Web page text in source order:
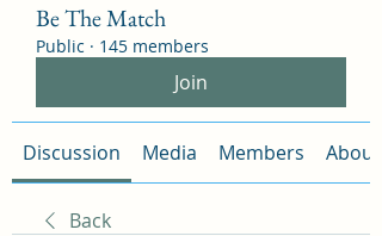
Be The Match
Public · 145 members
Join
Discussion Media Members About
Back